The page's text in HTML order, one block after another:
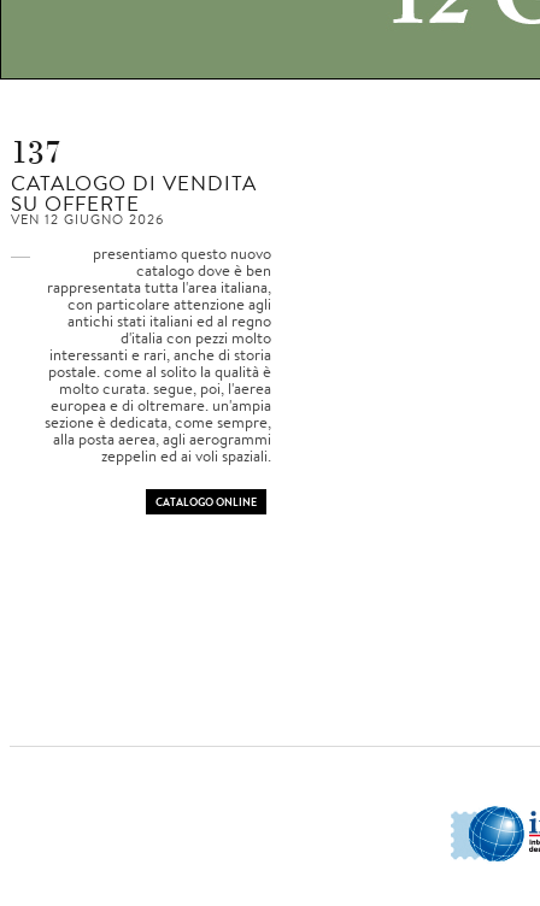
137
CATALOGO DI VENDITA
SU OFFERTE
VEN 12 GIUGNO 2026
presentiamo questo nuovo
catalogo dove è ben
rappresentata tutta l'area italiana,
con particolare attenzione agli
antichi stati italiani ed al regno
d'italia con pezzi molto
interessanti e rari, anche di storia
postale. come al solito la qualità è
molto curata. segue, poi, l'aerea
europea e di oltremare. un'ampia
sezione è dedicata, come sempre,
alla posta aerea, agli aerogrammi
zeppelin ed ai voli spaziali.
CATALOGO ONLINE